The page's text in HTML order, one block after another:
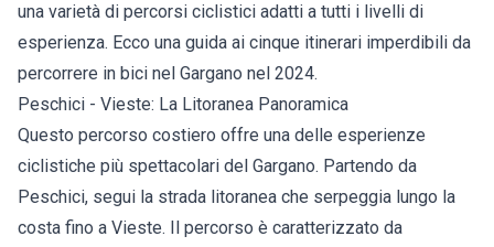
una varietà di percorsi ciclistici adatti a tutti i livelli di
esperienza. Ecco una guida ai cinque itinerari imperdibili da
percorrere in bici nel Gargano nel 2024.
Peschici - Vieste: La Litoranea Panoramica
Questo percorso costiero offre una delle esperienze
ciclistiche più spettacolari del Gargano. Partendo da
Peschici, segui la strada litoranea che serpeggia lungo la
costa fino a Vieste. Il percorso è caratterizzato da